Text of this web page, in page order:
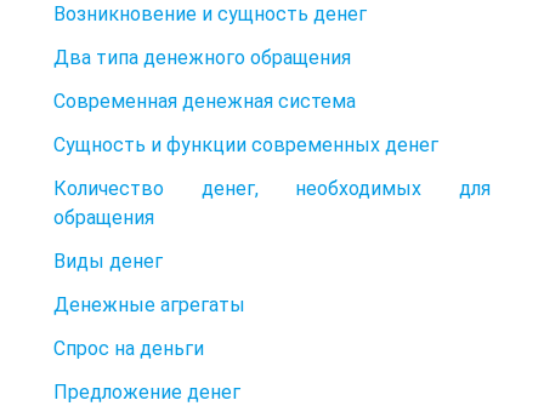
Возникновение и сущность денег
Два типа денежного обращения
Современная денежная система
Сущность и функции современных денег
Количество денег, необходимых для
обращения
Виды денег
Денежные агрегаты
Спрос на деньги
Предложение денег